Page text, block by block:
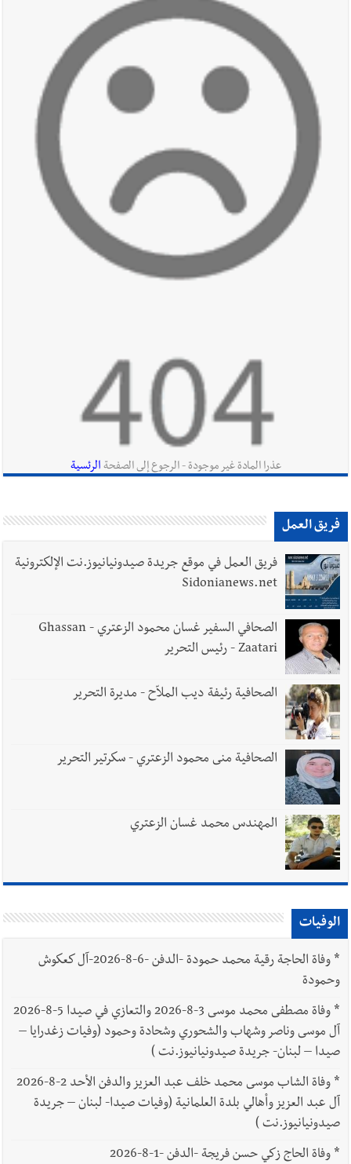
أخبار صيدا بالصور: رئيسا بلديتي صيدا وصور يشاركان في ورشة
تقنية حول الحد من النفايات البحرية وشباك الصيد المهملة
البطولة
أخبار صيدا
مؤسسة مياه لبنان الجنوبي : انخفاض التغذية بالمياه
في صيدا نتيجة الانقطاع المتكرر لخط الخدمات الكهربائي
الاستمرار بمسار التفاوض؟ واشنطن لتل أبيب: الحزب لم يخرق؟ |
فضيحة نقص السلاح تكبر؟ إيران - عمان : اتفاق هرمز على السكة ؟
مفكرة النشاطات الرسمية المقررة في لبنان ليوم الجمعة
أخبار لبنان
أسرار الصحف المحلية الصادرة في لبنان ليوم الجمعة 7-
8-2026
أخبار لبنان
الخميس 6-8-2026
أخبار لبنان
Sollfrank على ضرورة تعزيز التعاون بين الجيشَين
العالم العربي
يبقى الشعب الفلسطيني يعيش كل هذا الألم؟ وإلى متى تستمر هذه
المعاناة التي تمزق القلوب والضمائر؟
عذرا المادة غير موجودة - الرجوع إلى الصفحة الرئسية
فريق العمل
فريق العمل في موقع جريدة صيدونيانيوز.نت الإلكترونية
Sidonianews.net
الصحافي السفير غسان محمود الزعتري - Ghassan
Zaatari - رئيس التحرير
الصحافية رئيفة ديب الملاّح - مديرة التحرير
الصحافية منى محمود الزعتري - سكرتير التحرير
المهندس محمد غسان الزعتري
الوفيات
*
وفاة الحاجة رقية محمد حمودة -الدفن -6-8-2026-آل كعكوش
وحمودة
*
وفاة مصطفى محمد موسى 3-8-2026 والتعازي في صيدا 5-8-2026
آل موسى وناصر وشهاب والشحوري وشحادة وحمود (وفيات زغدرايا –
صيدا – لبنان- جريدة صيدونيانيوز.نت )
*
وفاة الشاب موسى محمد خلف عبد العزيز والدفن الأحد 2-8-2026
آل عبد العزيز وأهالي بلدة العلمانية (وفيات صيدا- لبنان – جريدة
صيدونيانيوز.نت )
*وفاة الحاج زكي حسن فريجة -الدفن -1-8-2026